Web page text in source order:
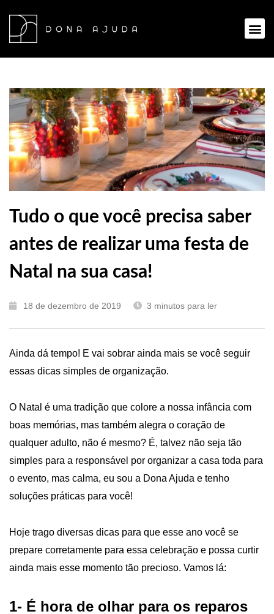
Tudo o que você precisa saber
antes de realizar uma festa de
Natal na sua casa!
18 de dezembro de 2019 3 minutos para ler
Ainda dá tempo! E vai sobrar ainda mais se você seguir
essas dicas simples de organização.
O Natal é uma tradição que colore a nossa infância com
boas memórias, mas também alegra o coração de
qualquer adulto, não é mesmo? É, talvez não seja tão
simples para a responsável por organizar a casa toda para
o evento, mas calma, eu sou a Dona Ajuda e tenho
soluções práticas para você!
Hoje trago diversas dicas para que esse ano você se
prepare corretamente para essa celebração e possa curtir
ainda mais esse momento tão precioso. Vamos lá:
1- É hora de olhar para os reparos